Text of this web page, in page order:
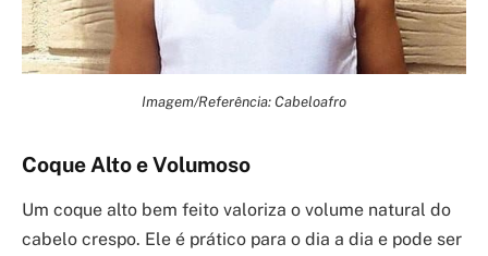
Imagem/Referência: Cabeloafro
Coque Alto e Volumoso
Um coque alto bem feito valoriza o volume natural do
cabelo crespo. Ele é prático para o dia a dia e pode ser